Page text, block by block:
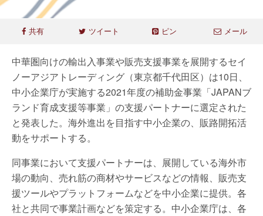
共有 ツイート ピン メール
中華圏向けの輸出入事業や販売支援事業を展開するセイ
ノーアジアトレーディング（東京都千代田区）は10日、
中小企業庁が実施する2021年度の補助金事業「JAPANブ
ランド育成支援等事業」の支援パートナーに選定された
と発表した。海外進出を目指す中小企業の、販路開拓活
動をサポートする。
同事業において支援パートナーは、展開している海外市
場の動向、売れ筋の商材やサービスなどの情報、販売支
援ツールやプラットフォームなどを中小企業に提供。各
社と共同で事業計画などを策定する。中小企業庁は、各